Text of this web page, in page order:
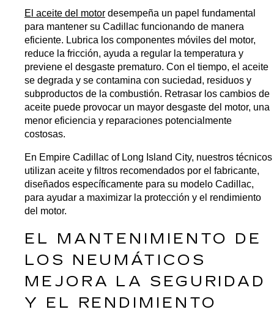
El aceite del motor desempeña un papel fundamental
para mantener su Cadillac funcionando de manera
eficiente. Lubrica los componentes móviles del motor,
reduce la fricción, ayuda a regular la temperatura y
previene el desgaste prematuro. Con el tiempo, el aceite
se degrada y se contamina con suciedad, residuos y
subproductos de la combustión. Retrasar los cambios de
aceite puede provocar un mayor desgaste del motor, una
menor eficiencia y reparaciones potencialmente
costosas.
En Empire Cadillac of Long Island City, nuestros técnicos
utilizan aceite y filtros recomendados por el fabricante,
diseñados específicamente para su modelo Cadillac,
para ayudar a maximizar la protección y el rendimiento
del motor.
EL MANTENIMIENTO DE
LOS NEUMÁTICOS
MEJORA LA SEGURIDAD
Y EL RENDIMIENTO